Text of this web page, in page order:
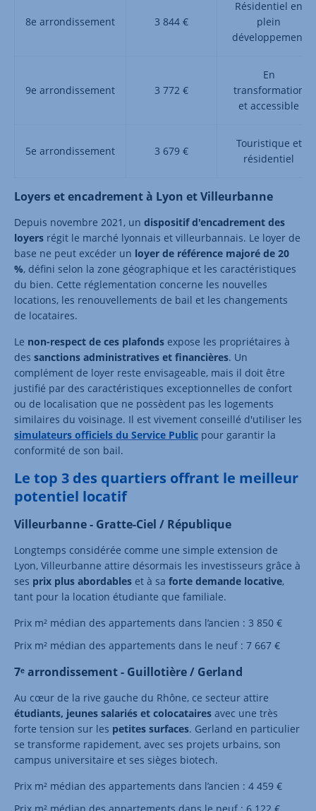
8e arrondissement 3 844 €
Résidentiel en
plein
développement
9e arrondissement 3 772 €
En
transformation
et accessible
5e arrondissement 3 679 €
Touristique et
résidentiel
Loyers et encadrement à Lyon et Villeurbanne
Depuis novembre 2021, un dispositif d'encadrement des
loyers régit le marché lyonnais et villeurbannais. Le loyer de
base ne peut excéder un loyer de référence majoré de 20
%, défini selon la zone géographique et les caractéristiques
du bien. Cette réglementation concerne les nouvelles
locations, les renouvellements de bail et les changements
de locataires.
Le non-respect de ces plafonds expose les propriétaires à
des sanctions administratives et financières. Un
complément de loyer reste envisageable, mais il doit être
justifié par des caractéristiques exceptionnelles de confort
ou de localisation que ne possèdent pas les logements
similaires du voisinage. Il est vivement conseillé d'utiliser les
simulateurs officiels du Service Public pour garantir la
conformité de son bail.
Le top 3 des quartiers offrant le meilleur
potentiel locatif
Villeurbanne - Gratte-Ciel / République
Longtemps considérée comme une simple extension de
Lyon, Villeurbanne attire désormais les investisseurs grâce à
ses prix plus abordables et à sa forte demande locative,
tant pour la location étudiante que familiale.
Prix m² médian des appartements dans l’ancien : 3 850 €
Prix m² médian des appartements dans le neuf : 7 667 €
7ᵉ arrondissement - Guillotière / Gerland
Au cœur de la rive gauche du Rhône, ce secteur attire
étudiants, jeunes salariés et colocataires avec une très
forte tension sur les petites surfaces. Gerland en particulier
se transforme rapidement, avec ses projets urbains, son
campus universitaire et ses sièges biotech.
Prix m² médian des appartements dans l’ancien : 4 459 €